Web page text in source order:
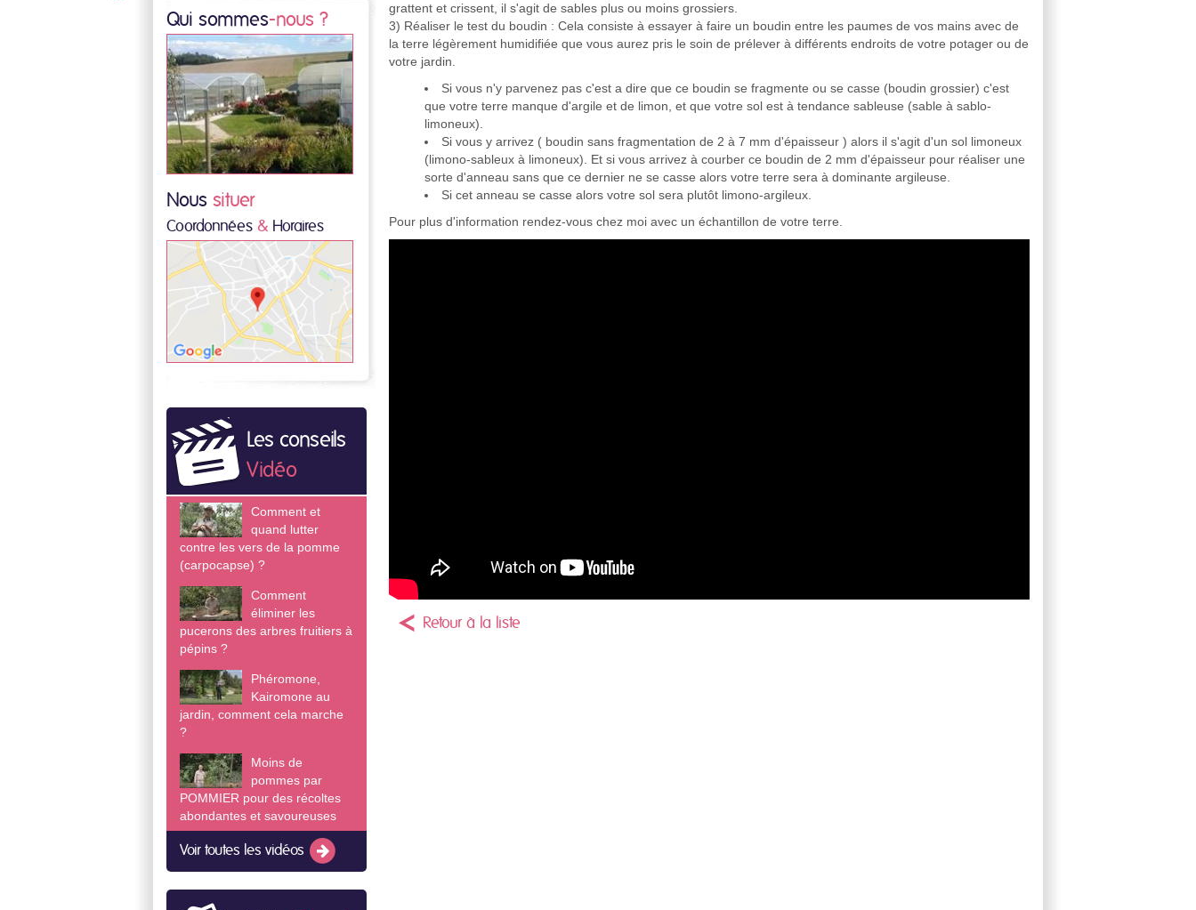
Qui sommes-nous ?
Nous situer
Coordonnées & Horaires
Les conseils
Vidéo
Comment et
quand lutter
contre les vers de la pomme
(carpocapse) ?
Comment
éliminer les
pucerons des arbres fruitiers à
pépins ?
Phéromone,
Kairomone au
jardin, comment cela marche
?
Moins de
pommes par
POMMIER pour des récoltes
abondantes et savoureuses
Voir toutes les vidéos
grattent et crissent, il s'agit de sables plus ou moins grossiers.
3) Réaliser le test du boudin : Cela consiste à essayer à faire un boudin entre les paumes de vos mains avec de
la terre légèrement humidifiée que vous aurez pris le soin de prélever à différents endroits de votre potager ou de
votre jardin.
Si vous n'y parvenez pas c'est a dire que ce boudin se fragmente ou se casse (boudin grossier) c'est
que votre terre manque d'argile et de limon, et que votre sol est à tendance sableuse (sable à sablo-
limoneux).
Si vous y arrivez ( boudin sans fragmentation de 2 à 7 mm d'épaisseur ) alors il s'agit d'un sol limoneux
(limono-sableux à limoneux). Et si vous arrivez à courber ce boudin de 2 mm d'épaisseur pour réaliser une
sorte d'anneau sans que ce dernier ne se casse alors votre terre sera à dominante argileuse.
Si cet anneau se casse alors votre sol sera plutôt limono-argileux.
Pour plus d'information rendez-vous chez moi avec un échantillon de votre terre.
Retour à la liste